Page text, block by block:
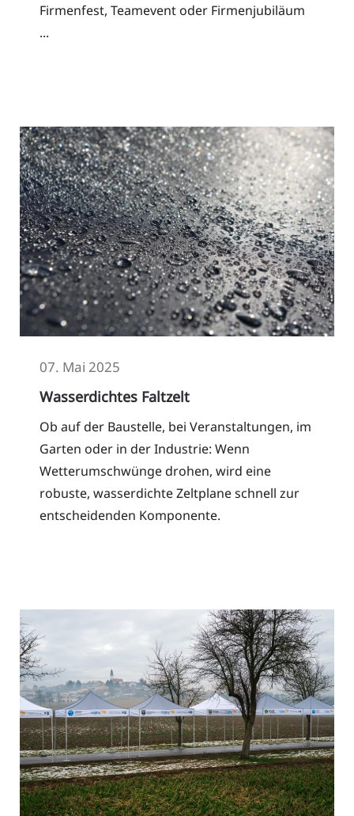
Firmenfest, Teamevent oder Firmenjubiläum
...
07. Mai 2025
Wasserdichtes Faltzelt
Ob auf der Baustelle, bei Veranstaltungen, im
Garten oder in der Industrie: Wenn
Wetterumschwünge drohen, wird eine
robuste, wasserdichte Zeltplane schnell zur
entscheidenden Komponente.